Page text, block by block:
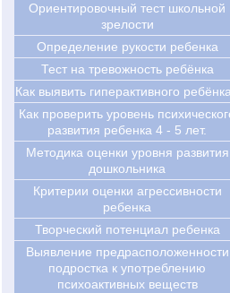
Ориентировочный тест школьной
зрелости
Определение рукости ребенка
Тест на тревожность ребёнка
Как выявить гиперактивного
Как проверить уровень
развития ребенка 4 - 5 лет.
Методика оценки уровня развития
дошкольника
Критерии оценки агрессивности
ребенка
Творческий потенциал ребенка
Выявление предрасположенности
подростка к употреблению
психоактивных веществ